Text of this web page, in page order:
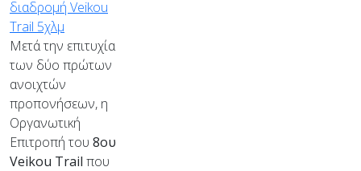
Μετά την επιτυχία
των δύο πρώτων
ανοιχτών
προπονήσεων, η
Οργανωτική
Επιτροπή του 8ου
Veikou Trail που